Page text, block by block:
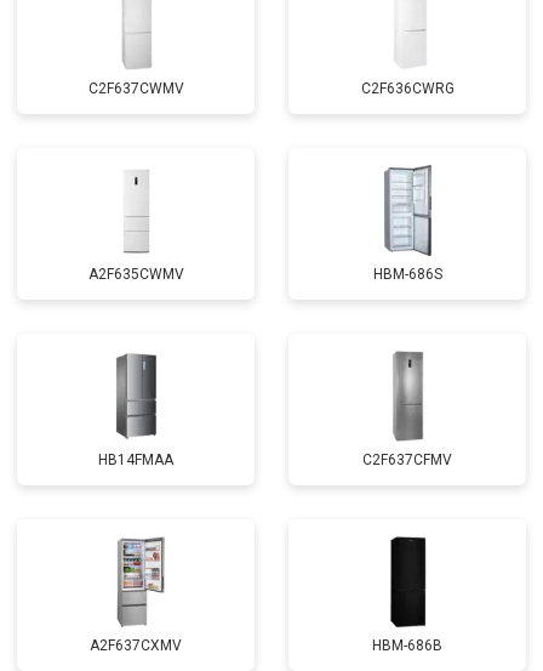
C2F637CWMV C2F636CWRG
A2F635CWMV HBM-686S
HB14FMAA C2F637CFMV
A2F637CXMV HBM-686B